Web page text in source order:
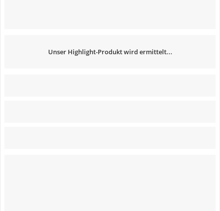
Unser Highlight-Produkt wird ermittelt...